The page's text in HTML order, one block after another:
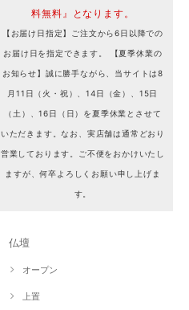
料無料』となります。
【お届け日指定】ご注文から6日以降での
お届け日を指定できます。 【夏季休業の
お知らせ】誠に勝手ながら、当サイトは8
月11日（火・祝）、14日（金）、15日
（土）、16日（日）を夏季休業とさせて
いただきます。なお、実店舗は通常どおり
営業しております。ご不便をおかけいたし
ますが、何卒よろしくお願い申し上げま
す。
仏壇
オープン
上置